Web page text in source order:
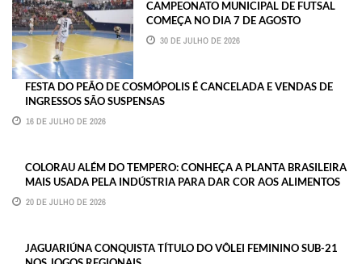
CAMPEONATO MUNICIPAL DE FUTSAL
COMEÇA NO DIA 7 DE AGOSTO
30 DE JULHO DE 2026
FESTA DO PEÃO DE COSMÓPOLIS É CANCELADA E VENDAS DE
INGRESSOS SÃO SUSPENSAS
16 DE JULHO DE 2026
COLORAU ALÉM DO TEMPERO: CONHEÇA A PLANTA BRASILEIRA
MAIS USADA PELA INDÚSTRIA PARA DAR COR AOS ALIMENTOS
20 DE JULHO DE 2026
JAGUARIÚNA CONQUISTA TÍTULO DO VÔLEI FEMININO SUB-21